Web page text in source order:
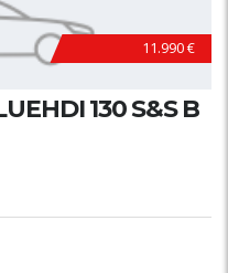
11.990 €
130 S&S B